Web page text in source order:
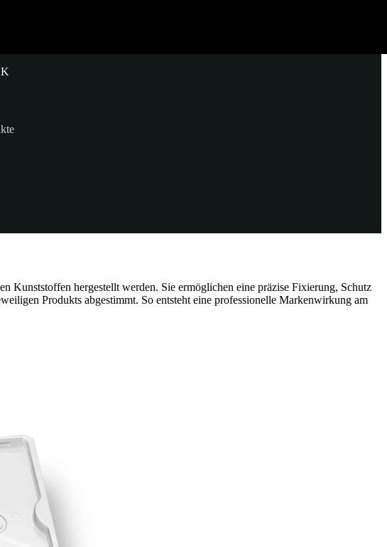
Kunststoffen hergestellt werden. Sie ermöglichen eine präzise Fixierung, Schutz
Produkts abgestimmt. So entsteht eine professionelle Markenwirkung am